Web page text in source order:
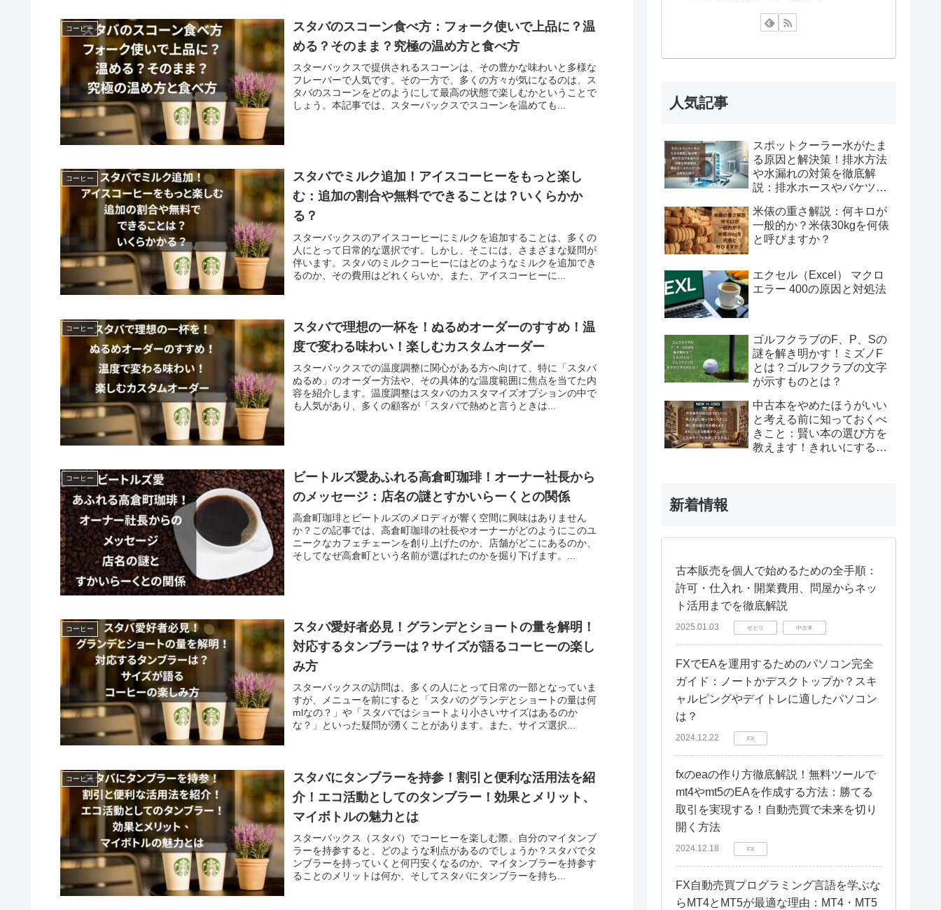
コーヒー
スタバのスコーン食べ方：フォーク使いで上品に？温
める？そのまま？究極の温め方と食べ方
スターバックスで提供されるスコーンは、その豊かな味わいと多様な
フレーバーで人気です。その一方で、多くの方々が気になるのは、ス
タバのスコーンをどのようにして最高の状態で楽しむかということで
しょう。本記事では、スターバックスでスコーンを温めても...
コーヒー
スタバでミルク追加！アイスコーヒーをもっと楽し
む：追加の割合や無料でできることは？いくらかか
る？
スターバックスのアイスコーヒーにミルクを追加することは、多くの
人にとって日常的な選択です。しかし、そこには、さまざまな疑問が
伴います。スタバのミルクコーヒーにはどのようなミルクを追加でき
るのか、その費用はどれくらいか、また、アイスコーヒーに...
コーヒー
スタバで理想の一杯を！ぬるめオーダーのすすめ！温
度で変わる味わい！楽しむカスタムオーダー
スターバックスでの温度調整に関心がある方へ向けて、特に「スタバ
ぬるめ」のオーダー方法や、その具体的な温度範囲に焦点を当てた内
容を紹介します。温度調整はスタバのカスタマイズオプションの中で
も人気があり、多くの顧客が「スタバで熱めと言うときは...
コーヒー
ビートルズ愛あふれる高倉町珈琲！オーナー社長から
のメッセージ：店名の謎とすかいらーくとの関係
高倉町珈琲とビートルズのメロディが響く空間に興味はありません
か？この記事では、高倉町珈琲の社長やオーナーがどのようにこのユ
ニークなカフェチェーンを創り上げたのか、店舗がどこにあるのか、
そしてなぜ高倉町という名前が選ばれたのかを掘り下げます。...
コーヒー
スタバ愛好者必見！グランデとショートの量を解明！
対応するタンブラーは？サイズが語るコーヒーの楽し
み方
スターバックスの訪問は、多くの人にとって日常の一部となっていま
すが、メニューを前にすると「スタバのグランデとショートの量は何
mlなの？」や「スタバではショートより小さいサイズはあるのか
な？」といった疑問が湧くことがあります。また、サイズ選択...
コーヒー
スタバにタンブラーを持参！割引と便利な活用法を紹
介！エコ活動としてのタンブラー！効果とメリット、
マイボトルの魅力とは
スターバックス（スタバ）でコーヒーを楽しむ際、自分のマイタンブ
ラーを持参すると、どのような利点があるのでしょうか？スタバでタ
ンブラーを持っていくと何円安くなるのか、マイタンブラーを持参す
ることのメリットは何か、そしてスタバにタンブラーを持ち...
人気記事
スポットクーラー水がたま
る原因と解決策！排水方法
や水漏れの対策を徹底解
説：排水ホースやバケツの
米俵の重さ解説：何キロが
一般的か？米俵30kgを何俵
と呼びますか？
エクセル（Excel） マクロ
エラー 400の原因と対処法
ゴルフクラブのF、P、Sの
謎を解き明かす！ミズノF
とは？ゴルフクラブの文字
が示すものとは？
中古本をやめたほうがいい
と考える前に知っておくべ
きこと：賢い本の選び方を
教えます！きれいにする簡
新着情報
古本販売を個人で始めるための全手順：
許可・仕入れ・開業費用、問屋からネッ
ト活用までを徹底解説
2025.01.03 せどり 中古本
FXでEAを運用するためのパソコン完全
ガイド：ノートかデスクトップか？スキ
ャルピングやデイトレに適したパソコン
は？
2024.12.22 FX
fxのeaの作り方徹底解説！無料ツールで
mt4やmt5のEAを作成する方法：勝てる
取引を実現する！自動売買で未来を切り
開く方法
2024.12.18 FX
FX自動売買プログラミング言語を学ぶな
らMT4とMT5が最適な理由：MT4・MT5